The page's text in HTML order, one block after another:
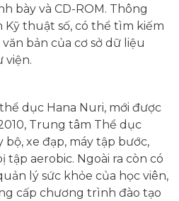
bày và CD-ROM. Thông
thuật số, có thể tìm kiếm
bản của cơ sở dữ liệu
viện.
dục Hana Nuri, mới được
Trung tâm Thể dục
xe đạp, máy tập bước,
aerobic. Ngoài ra còn có
lý sức khỏe của học viên,
cấp chương trình đào tạo